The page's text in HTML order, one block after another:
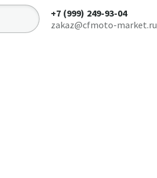
+7 (999) 249-93-04
zakaz@cfmoto-market.ru